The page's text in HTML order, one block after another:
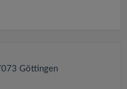
Göttingen